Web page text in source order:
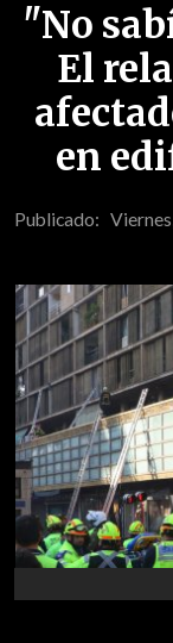
"No
El
en
Publicado: